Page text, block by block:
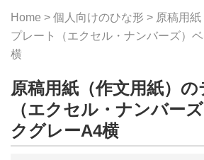
Home > 個人向けのひな形 > 原稿用
プレート（エクセル・ナンバーズ）
横
原稿用紙（作文用紙）
（エクセル・ナンバー
クグレーA4横